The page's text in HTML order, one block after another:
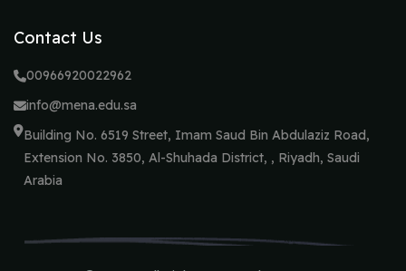
Contact Us
00966920022962
info@mena.edu.sa
Building No. 6519 Street, Imam Saud Bin Abdulaziz Road,
Extension No. 3850, Al-Shuhada District, , Riyadh, Saudi
Arabia